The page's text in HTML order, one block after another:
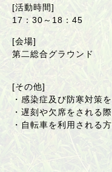
[活動時間]
17：30～18：45
[会場]
第二総合グラウンド
[その他]
・感染症及び防寒対策
・遅刻や欠席をされる
・自転車を利用される